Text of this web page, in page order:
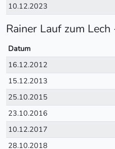
10.12.2023
Rainer Lauf zum
Datum
16.12.2012
15.12.2013
25.10.2015
23.10.2016
10.12.2017
28.10.2018